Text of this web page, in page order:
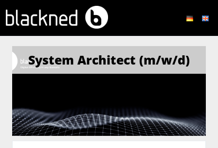
System Architect (m/w/d)